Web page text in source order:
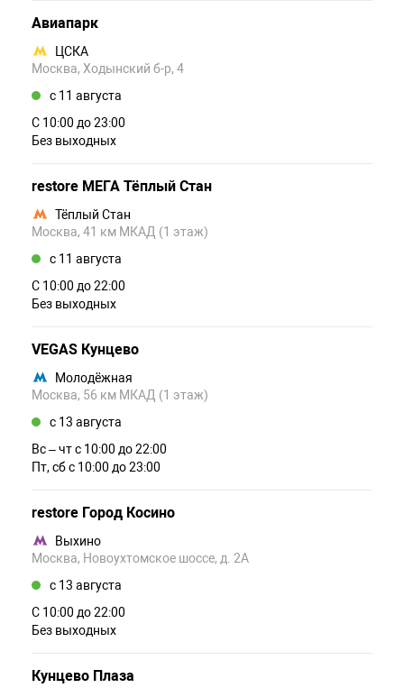
Авиапарк
ЦСКА
Москва, Ходынский б-р, 4
c 11 августа
С 10:00 до 23:00
Без выходных
restore МЕГА Тёплый Стан
Тёплый Стан
Москва, 41 км МКАД (1 этаж)
c 11 августа
С 10:00 до 22:00
Без выходных
VEGAS Кунцево
Молодёжная
Москва, 56 км МКАД (1 этаж)
c 13 августа
Вс – чт c 10:00 до 22:00
Пт, сб c 10:00 до 23:00
restore Город Косино
Выхино
Москва, Новоухтомское шоссе, д. 2А
c 13 августа
С 10:00 до 22:00
Без выходных
Кунцево Плаза